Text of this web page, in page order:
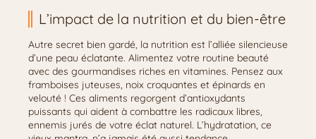
L’impact de la nutrition et du bien-être
Autre secret bien gardé, la nutrition est l’alliée silencieuse
d’une peau éclatante. Alimentez votre routine beauté
avec des gourmandises riches en vitamines. Pensez aux
framboises juteuses, noix croquantes et épinards en
velouté ! Ces aliments regorgent d’antioxydants
puissants qui aident à combattre les radicaux libres,
ennemis jurés de votre éclat naturel. L’hydratation, ce